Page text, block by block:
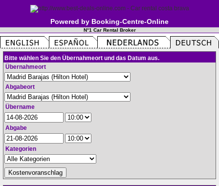
Powered by Booking-Centre-Online
N°1 Car Rental Broker
Bitte wählen Sie den Übernahmeort und das Datum aus.
Übernahmeort
Abgabeort
Übername
Abgabe
Kategorien